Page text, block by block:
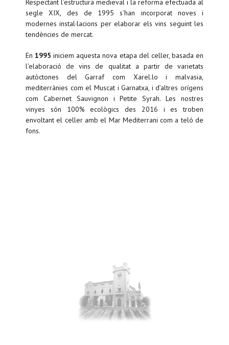
Respectant l’estructura medieval i la reforma efectuada al
segle XIX, des de 1995 s’han incorporat noves i
modernes instal·lacions per elaborar els vins seguint les
tendències de mercat.
En1995iniciem aquesta nova etapa del celler, basada en
l’elaboració de vins de qualitat a partir de varietats
autòctones del Garraf com Xarel.lo i malvasia,
mediterrànies com el Muscat i Garnatxa, i d’altres orígens
com Cabernet Sauvignon i Petite Syrah. Les nostres
vinyes són 100% ecològics des 2016 i es troben
envoltant el celler amb el Mar Mediterrani com a teló de
fons.